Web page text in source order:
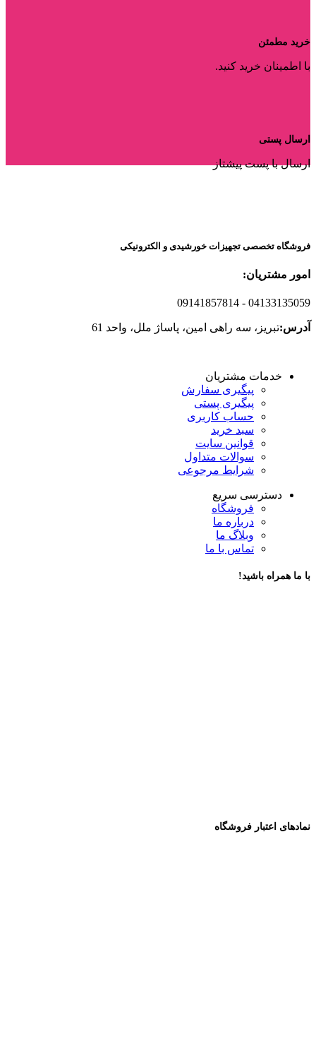
خرید مطمئن
با اطمینان خرید کنید.
ارسال پستی
ارسال با پست پیشتاز
فروشگاه تخصصی تجهیزات خورشیدی و الکترونیکی
امور مشتریان:
- 04133135059
09141857814
آدرس:تبریز، سه راهی امین، پاساژ ملل، واحد 61
خدمات مشتریان
پیگیری سفارش
پیگیری پستی
حساب کاربری
سبد خرید
قوانین سایت
سوالات متداول
شرایط مرجوعی
دسترسی سریع
فروشگاه
درباره ما
وبلاگ ما
تماس با ما
با ما همراه باشید!
نمادهای اعتبار فروشگاه